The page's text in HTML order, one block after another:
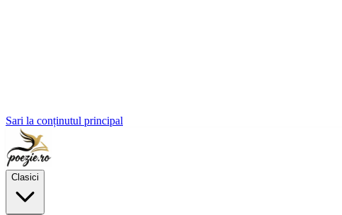
Sari la conținutul principal
Clasici